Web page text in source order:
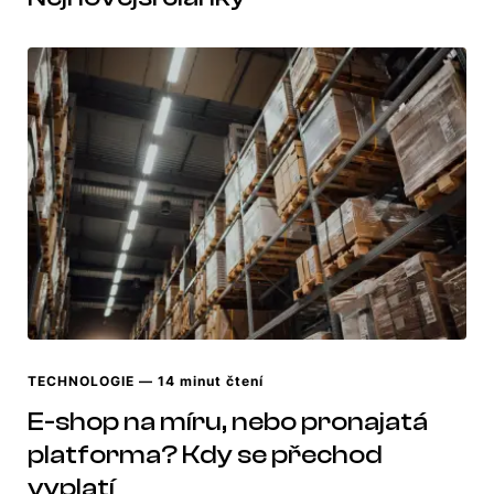
TECHNOLOGIE — 14 minut čtení
E-shop na míru, nebo pronajatá
platforma? Kdy se přechod